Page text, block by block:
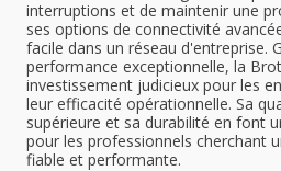
interruptions et de maintenir une
ses options de connectivité
facile dans un réseau d'entreprise.
performance exceptionnelle, la
investissement judicieux pour les
leur efficacité opérationnelle. Sa
supérieure et sa durabilité en font
pour les professionnels cherchant
fiable et performante.